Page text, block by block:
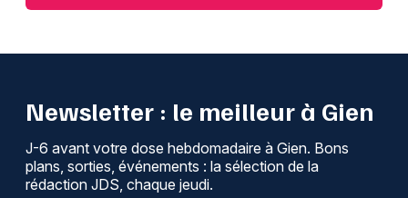
Newsletter : le meilleur à Gien
J-6 avant votre dose hebdomadaire à Gien. Bons
plans, sorties, événements : la sélection de la
rédaction JDS, chaque jeudi.